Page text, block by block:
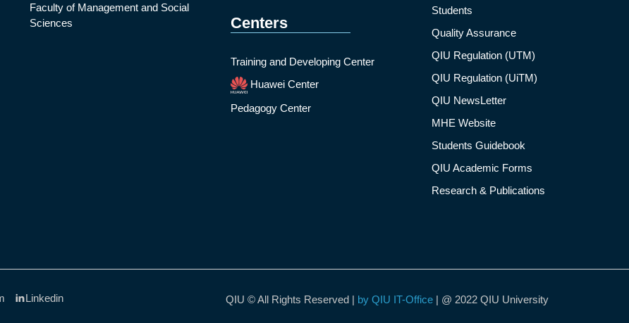
Faculty of Management and Social
Sciences
Centers
Training and Developing Center
Huawei Center
Pedagogy Center
Students
Quality Assurance
QIU Regulation (UTM)
QIU Regulation (UiTM)
QIU NewsLetter
MHE Website
Students Guidebook
QIU Academic Forms
Research & Publications
Linkedin QIU © All Rights Reserved | by QIU IT-Office | @ 2022 QIU University